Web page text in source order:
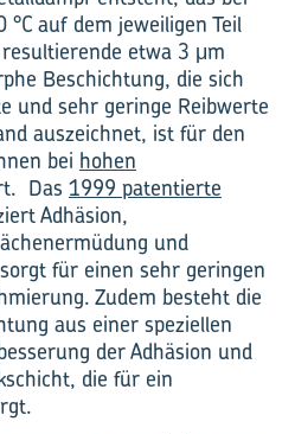
auf dem jeweiligen Teil
etwa 3 μm
Beschichtung, die sich
und sehr geringe Reibwerte
auszeichnet, ist für den
bei hohen
Das 1999 patentierte
Adhäsion,
und
für einen sehr geringen
Zudem besteht die
aus einer speziellen
der Adhäsion und
die für ein